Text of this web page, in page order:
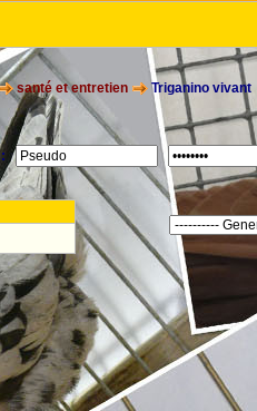
santé et entretien
Triganino vivant
: